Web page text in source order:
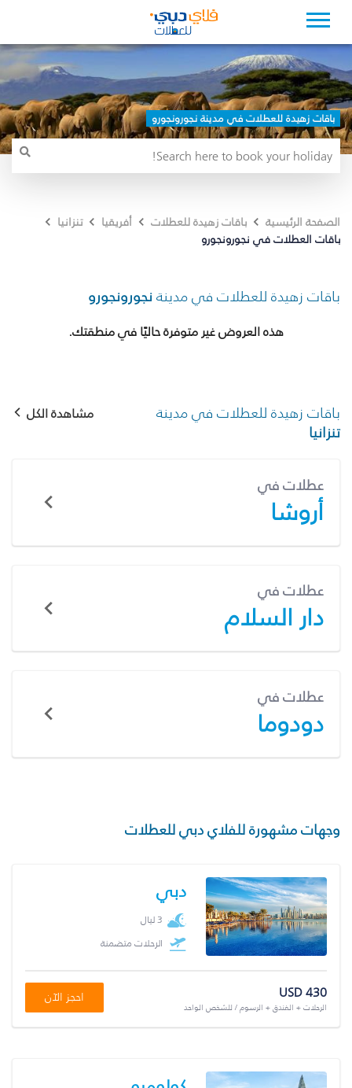
باقات زهيدة للعطلات في مدينة نجورونجورو
الصفحة الرئيسية باقات زهيدة للعطلات أفريقيا
تنزانيا
باقات العطلات في نجورونجورو
باقات زهيدة للعطلات في مدينةنجورونجورو
هذه العروض غير متوفرة حاليًا في منطقتك.
باقات زهيدة للعطلات في مدينة
تنزانيا
مشاهدة الكل
عطلات في
أروشا
عطلات في
دار السلام
عطلات في
دودوما
وجهات مشهورة للفلاي دبي للعطلات
دبي
3 ليال
الرحلات متضمنة
USD 430
الرحلات + الفندق + الرسوم / للشخص الواحد
احجز الآن